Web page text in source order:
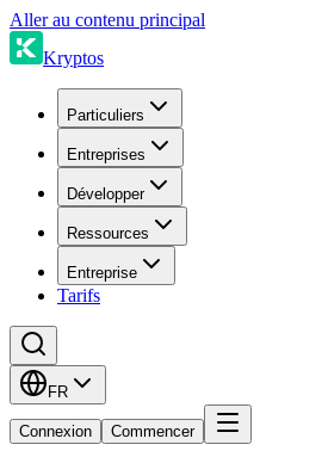
Aller au contenu principal
Kryptos
Particuliers
Entreprises
Développer
Ressources
Entreprise
Tarifs
FR
Connexion Commencer